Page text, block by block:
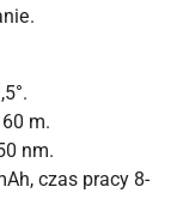
m.
nm.
czas pracy 8-